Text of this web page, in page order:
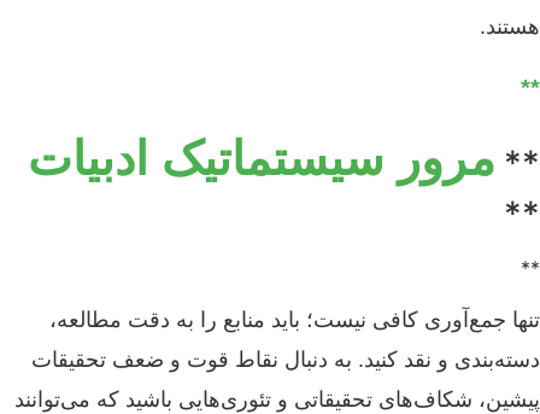
هستند.
**
** مرور سیستماتیک ادبیات
**
**
تنها جمع‌آوری کافی نیست؛ باید منابع را به دقت مطالعه،
دسته‌بندی و نقد کنید. به دنبال نقاط قوت و ضعف تحقیقات
پیشین، شکاف‌های تحقیقاتی و تئوری‌هایی باشید که می‌توانند